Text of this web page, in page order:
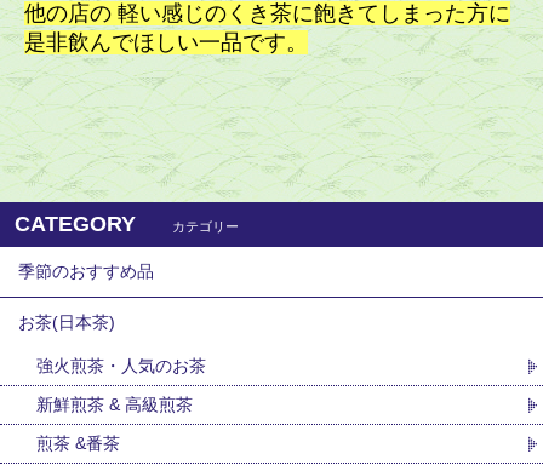
他の店の 軽い感じのくき茶に飽きてしまった方に
是非飲んでほしい一品です。
CATEGORY カテゴリー
季節のおすすめ品
お茶(日本茶)
強火煎茶・人気のお茶
新鮮煎茶 & 高級煎茶
煎茶 &番茶